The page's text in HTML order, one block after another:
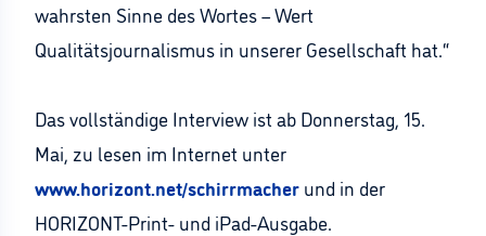
wahrsten Sinne des Wortes – Wert
Qualitätsjournalismus in unserer Gesellschaft hat.“
Das vollständige Interview ist ab Donnerstag, 15.
Mai, zu lesen im Internet unter
www.horizont.net/schirrmacher und in der
HORIZONT-Print- und iPad-Ausgabe.